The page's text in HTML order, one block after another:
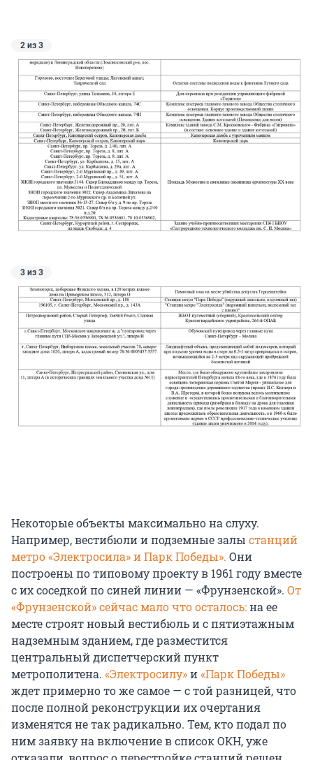
2 из 3
3 из 3
Некоторые объекты максимально на слуху.
Например, вестибюли и подземные залы станций
метро «Электросила» и Парк Победы». Они
построены по типовому проекту в 1961 году вместе
с их соседкой по синей линии — «Фрунзенской». От
«Фрунзенской» сейчас мало что осталось:на ее
месте строят новый вестибюль и с пятиэтажным
надземным зданием, где разместится
центральный диспетчерский пункт
метрополитена. «Электросилу»и«Парк Победы»
ждет примерно то же самое — с той разницей, что
после полной реконструкции их очертания
изменятся не так радикально. Тем, кто подал по
ним заявку на включение в список ОКН, уже